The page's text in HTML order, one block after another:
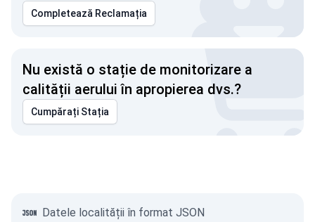
Completează Reclamația
Nu există o stație de monitorizare a
calității aerului în apropierea dvs.?
Cumpărați Stația
Datele localității în format JSON